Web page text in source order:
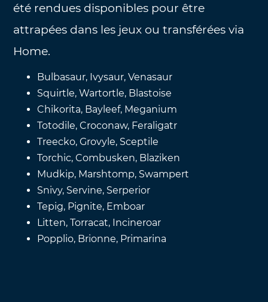
été rendues disponibles pour être
attrapées dans les jeux ou transférées via
Home.
Bulbasaur, Ivysaur, Venasaur
Squirtle, Wartortle, Blastoise
Chikorita, Bayleef, Meganium
Totodile, Croconaw, Feraligatr
Treecko, Grovyle, Sceptile
Torchic, Combusken, Blaziken
Mudkip, Marshtomp, Swampert
Snivy, Servine, Serperior
Tepig, Pignite, Emboar
Litten, Torracat, Incineroar
Popplio, Brionne, Primarina